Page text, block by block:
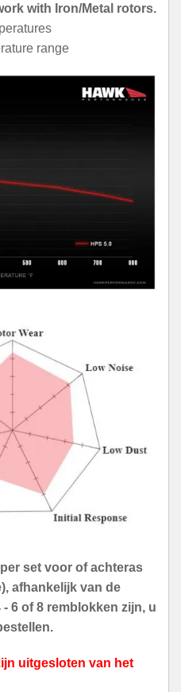
with Iron/Metal rotors.
range
set voor of achteras
afhankelijk van de
6 of 8 remblokken zijn, u
uitgesloten van het